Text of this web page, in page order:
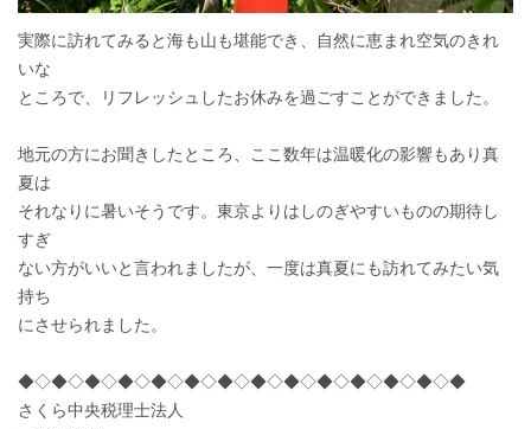
実際に訪れてみると海も山も堪能でき、自然に恵まれ空気のきれ
いな
ところで、リフレッシュしたお休みを過ごすことができました。
地元の方にお聞きしたところ、ここ数年は温暖化の影響もあり真
夏は
それなりに暑いそうです。東京よりはしのぎやすいものの期待し
すぎ
ない方がいいと言われましたが、一度は真夏にも訪れてみたい気
持ち
にさせられました。
◆◇◆◇◆◇◆◇◆◇◆◇◆◇◆◇◆◇◆◇◆◇◆◇◆◇◆
さくら中央税理士法人